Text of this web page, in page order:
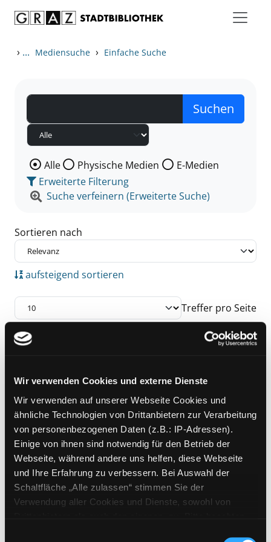
Wir verwenden Cookies und externe Dienste
Wir verwenden auf unserer Webseite Cookies und
ähnliche Technologien von Drittanbietern zur Verarbeitung
von personenbezogenen Daten (z.B.: IP-Adressen).
Einige von ihnen sind notwendig für den Betrieb der
Webseite, während andere uns helfen, diese Webseite
und Ihre Erfahrung zu verbessern. Bei Auswahl der
Schaltfläche „Alle zulassen“ stimmen Sie der
Verwendung aller Cookies und Dienste, sowohl von
› ... Mediensuche › Einfache Suche
Wählen Sie die Medienart nach der Sie suchen wollen.
Alle Physische Medien
E-Medien
Erweiterte Filterung
Suche verfeinern (Erweiterte Suche)
Sortieren nach
aufsteigend sortieren
Treffer pro Seite
Suchergebnis
Ritter, Räuber und Spione
Kinderquiz
Jahr:2001
Übergeordnetes Werk:Die kleine
Räuberkiste
Zu den Suchfiltern springen
Sortieren nach